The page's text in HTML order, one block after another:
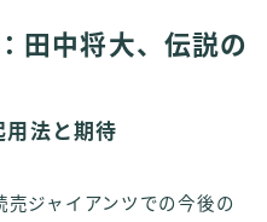
田中将大、伝説の
用法と期待
ジャイアンツでの今後の